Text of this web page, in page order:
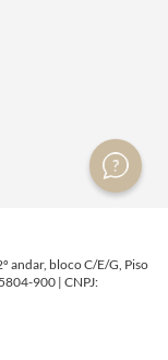
andar, bloco C/E/G, Piso
900 | CNPJ: